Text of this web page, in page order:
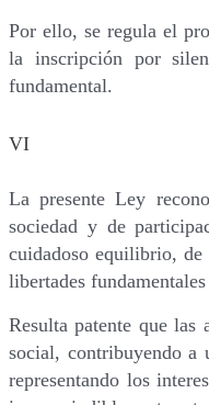
Por ello, se regula el
la inscripción por
fundamental.
VI
La presente Ley
sociedad y de
cuidadoso equilibrio,
libertades
Resulta patente que las
social, contribuyendo a
representando los